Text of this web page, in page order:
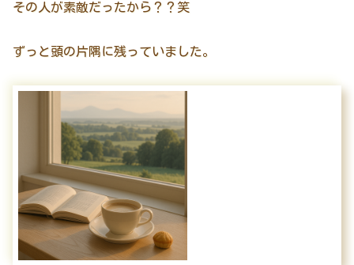
その人が素敵だったから？？笑
ずっと頭の片隅に残っていました。